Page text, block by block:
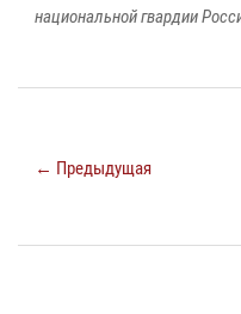
национальной гвардии
← Предыдущая